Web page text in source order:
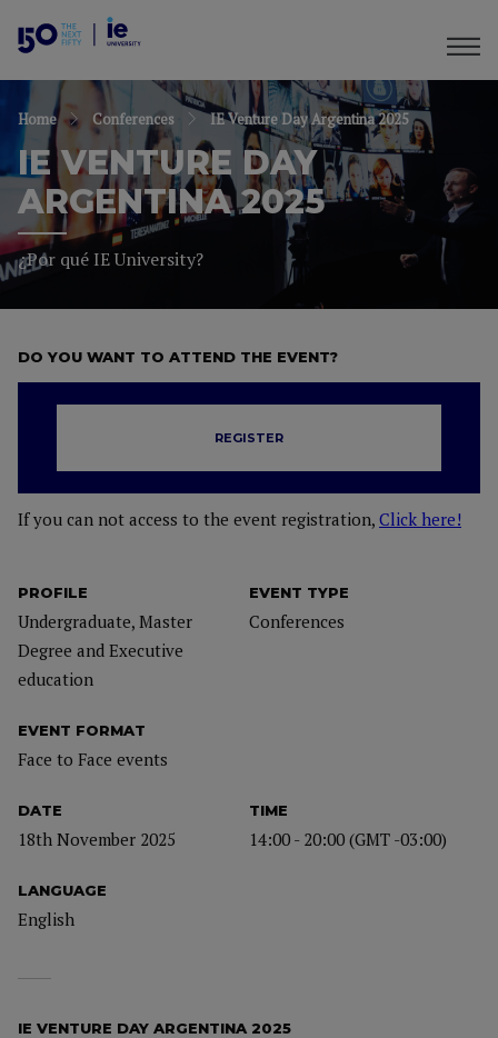
Home Conferences IE Venture Day Argentina 2025
IE VENTURE DAY
ARGENTINA 2025
¿Por qué IE University?
PROFILE
Undergraduate, Master
Degree and Executive
education
EVENT TYPE
Conferences
EVENT FORMAT
Face to Face events
DATE
18th November 2025
TIME
14:00 - 20:00 (GMT -03:00)
LANGUAGE
English
DO YOU WANT TO ATTEND THE EVENT?
REGISTER
If you can not access to the event registration, Click here!
IE VENTURE DAY ARGENTINA 2025